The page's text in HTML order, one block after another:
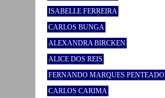
ISABELLE FERREIRA
CARLOS BUNGA
ALEXANDRA BIRCKEN
ALICE DOS REIS
FERNANDO MARQUES PENTEADO
CARLOS CARIMA